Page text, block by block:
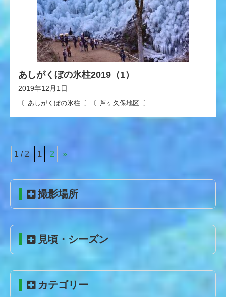
2019年12月1日
あしがくぼの氷柱 芦ヶ久保地区
あしがくぼの氷柱2019（1）
1 / 2 1 2
»
ン
ン
本
の
ー
の
頭
戻
撮影場所
見頃・シーズン
カテゴリー